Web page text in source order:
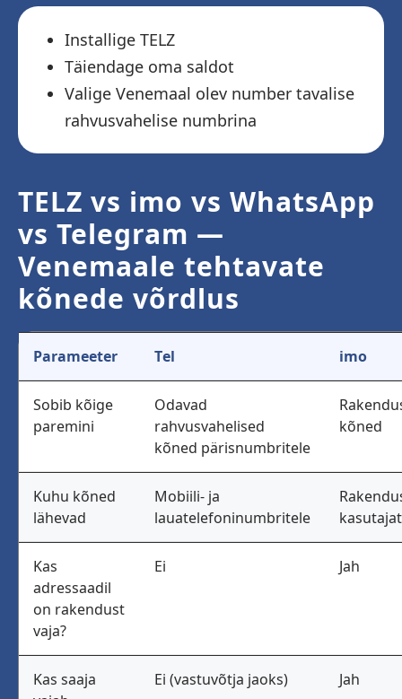
Installige TELZ
Täiendage oma saldot
Valige Venemaal olev number tavalise
rahvusvahelise numbrina
TELZ vs imo vs WhatsApp
vs Telegram —
Venemaale tehtavate
kõnede võrdlus
Parameeter Tel imo
Sobib kõige
paremini
Odavad
rahvusvahelised
kõned pärisnumbritele
kõned
Kuhu kõned
lähevad
Mobiili- ja
lauatelefoninumbritele
Kas
adressaadil
on rakendust
vaja?
Ei Jah
Kas saaja
Ei (vastuvõtja jaoks) Jah